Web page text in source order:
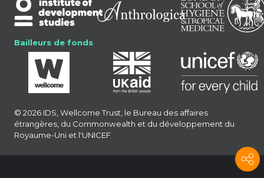
Bailleurs de fonds
© 2026 IDS, Wellcome Trust, le Bureau des affaires
étrangères, du Commonwealth et du développement du
Royaume-Uni et l'UNICEF